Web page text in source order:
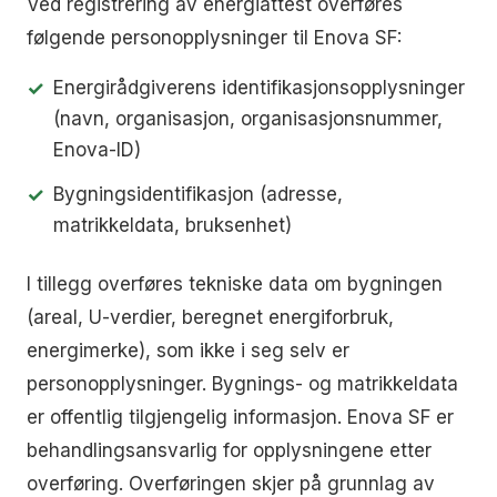
Ved registrering av energiattest overføres
følgende personopplysninger til Enova SF:
Energirådgiverens identifikasjonsopplysninger
(navn, organisasjon, organisasjonsnummer,
Enova-ID)
Bygningsidentifikasjon (adresse,
matrikkeldata, bruksenhet)
I tillegg overføres tekniske data om bygningen
(areal, U-verdier, beregnet energiforbruk,
energimerke), som ikke i seg selv er
personopplysninger. Bygnings- og matrikkeldata
er offentlig tilgjengelig informasjon. Enova SF er
behandlingsansvarlig for opplysningene etter
overføring. Overføringen skjer på grunnlag av